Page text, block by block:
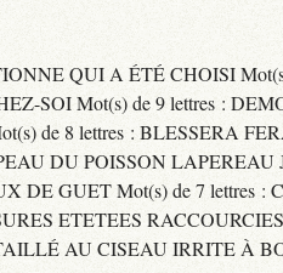
QUI A ÉTÉ CHOISI
SOI Mot(s) de 9 lettres :
de 8 lettres : BLESSERA
DU POISSON LAPEREAU
DE GUET Mot(s) de 7 lettres :
ETETEES
AU CISEAU IRRITE À